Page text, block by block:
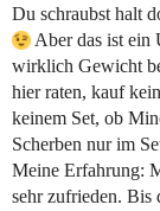
Du schraubst halt
Aber das ist ein
wirklich Gewicht
hier raten, kauf
keinem Set, ob
Scherben nur im
Meine Erfahrung:
sehr zufrieden. Bis